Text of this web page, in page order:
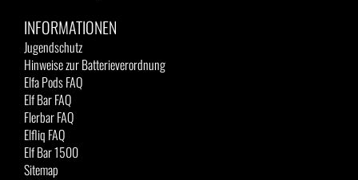
INFORMATIONEN
Jugendschutz
Hinweise zur Batterieverordnung
Elfa Pods FAQ
Elf Bar FAQ
Flerbar FAQ
Elfliq FAQ
Elf Bar 1500
Sitemap